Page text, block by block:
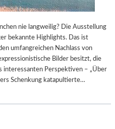
nie langweilig? Die Ausstellung
bekannte Highlights. Das ist
umfangreichen Nachlass von
Bilder besitzt, die
interessanten Perspektiven – „Über
Schenkung katapultierte…